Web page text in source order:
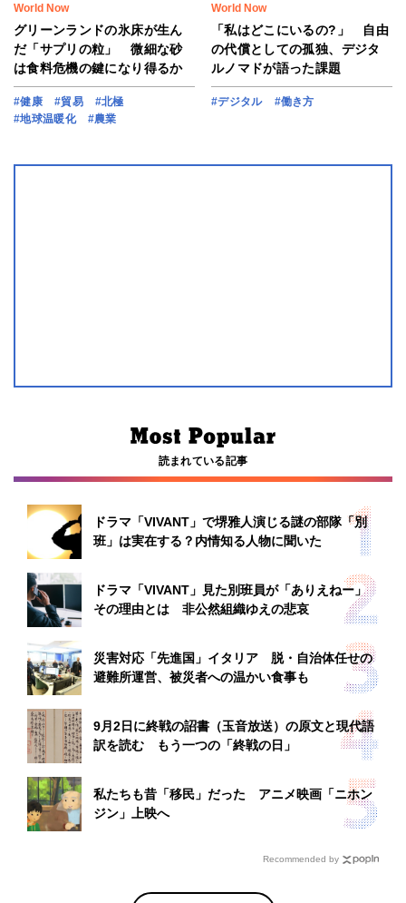
World Now
グリーンランドの氷床が生ん
だ「サプリの粒」 微細な砂
は食料危機の鍵になり得るか
#健康 #貿易
#北極
#地球温暖化
#農業
World Now
「私はどこにいるの?」 自由
の代償としての孤独、デジタ
ルノマドが語った課題
#デジタル #働き方
読まれている記事
ドラマ「VIVANT」で堺雅人演じる謎の部隊「別
班」は実在する？内情知る人物に聞いた
ドラマ「VIVANT」見た別班員が「ありえねー」
その理由とは 非公然組織ゆえの悲哀
災害対応「先進国」イタリア 脱・自治体任せの
避難所運営、被災者への温かい食事も
9月2日に終戦の詔書（玉音放送）の原文と現代語
訳を読む もう一つの「終戦の日」
私たちも昔「移民」だった アニメ映画「ニホン
ジン」上映へ
Recommended by